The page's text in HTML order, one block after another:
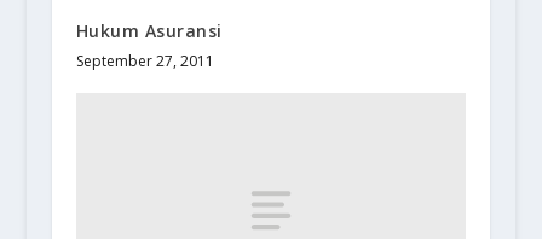
Hukum Asuransi
September 27, 2011